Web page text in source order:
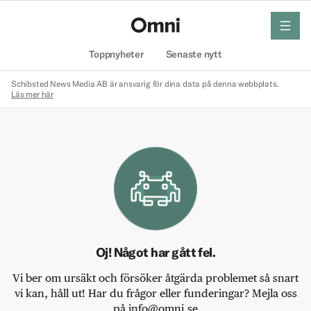
Toppnyheter Senaste nytt
meny
Schibsted News Media AB är ansvarig för dina data på denna webbplats.
Läs mer här
Oj! Något har gått fel.
Vi ber om ursäkt och försöker åtgärda problemet så snart
vi kan, håll ut! Har du frågor eller funderingar? Mejla oss